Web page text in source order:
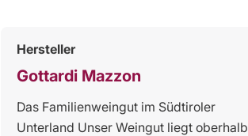
Hersteller
Gottardi Mazzon
Das Familienweingut im Südtiroler
Unterland Unser Weingut liegt oberhalb